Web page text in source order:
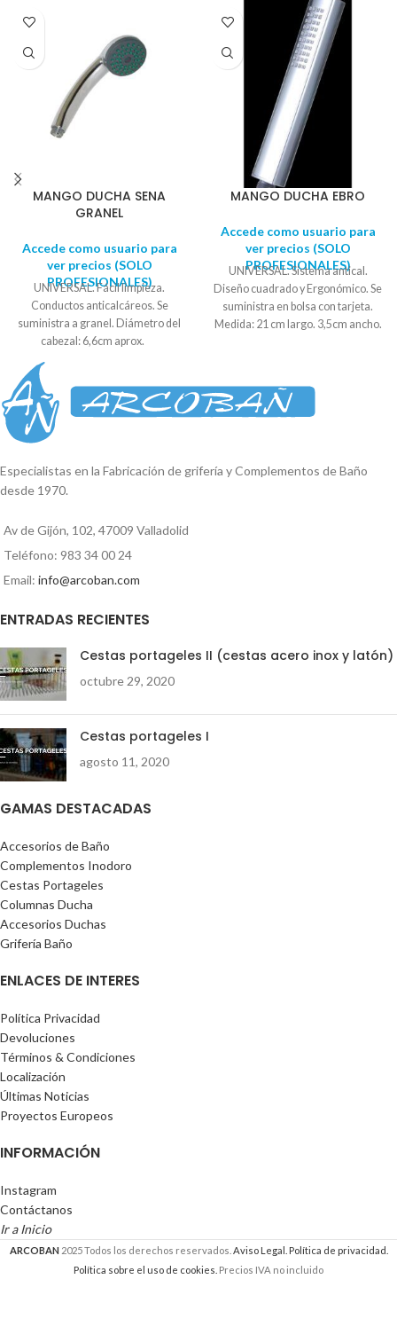
MANGO DUCHA SENA
GRANEL
Accede como usuario para
ver precios (SOLO
PROFESIONALES)
UNIVERSAL. Fácil limpieza.
Conductos anticalcáreos. Se
suministra a granel. Diámetro del
cabezal: 6,6cm aprox.
MANGO DUCHA EBRO
Accede como usuario para
ver precios (SOLO
PROFESIONALES)
UNIVERSAL. Sistema antical.
Diseño cuadrado y Ergonómico. Se
suministra en bolsa con tarjeta.
Medida: 21 cm largo. 3,5cm ancho.
Especialistas en la Fabricación de grifería y Complementos de Baño
desde 1970.
Av de Gijón, 102, 47009 Valladolid
Teléfono: 983 34 00 24
Email: info@arcoban.com
ENTRADAS RECIENTES
Cestas portageles II (cestas acero inox y latón)
octubre 29, 2020
Cestas portageles I
agosto 11, 2020
GAMAS DESTACADAS
Accesorios de Baño
Complementos Inodoro
Cestas Portageles
Columnas Ducha
Accesorios Duchas
Grifería Baño
ENLACES DE INTERES
Política Privacidad
Devoluciones
Términos & Condiciones
Localización
Últimas Noticias
Proyectos Europeos
INFORMACIÓN
Instagram
Contáctanos
Ir a Inicio
ARCOBAN 2025 Todos los derechos reservados. Aviso Legal. Política de privacidad.
Política sobre el uso de cookies. Precios IVA no incluido